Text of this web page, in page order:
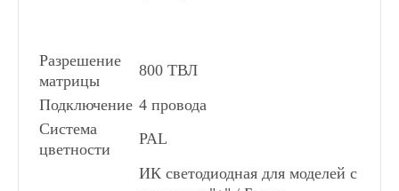
Разрешение
матрицы
800 ТВЛ
Подключение 4 провода
Система
цветности
PAL
ИК светодиодная для моделей с